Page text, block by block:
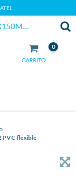
CABLE SUBTERRÁNEO 1KV CU 1X150MM2 PVC FLEXIBLE
CARRITO
0
PVC flexible